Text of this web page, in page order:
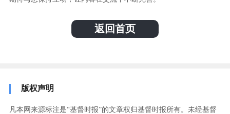
返回首页
版权声明
凡本网来源标注是“基督时报”的文章权归基督时报所有。未经基督